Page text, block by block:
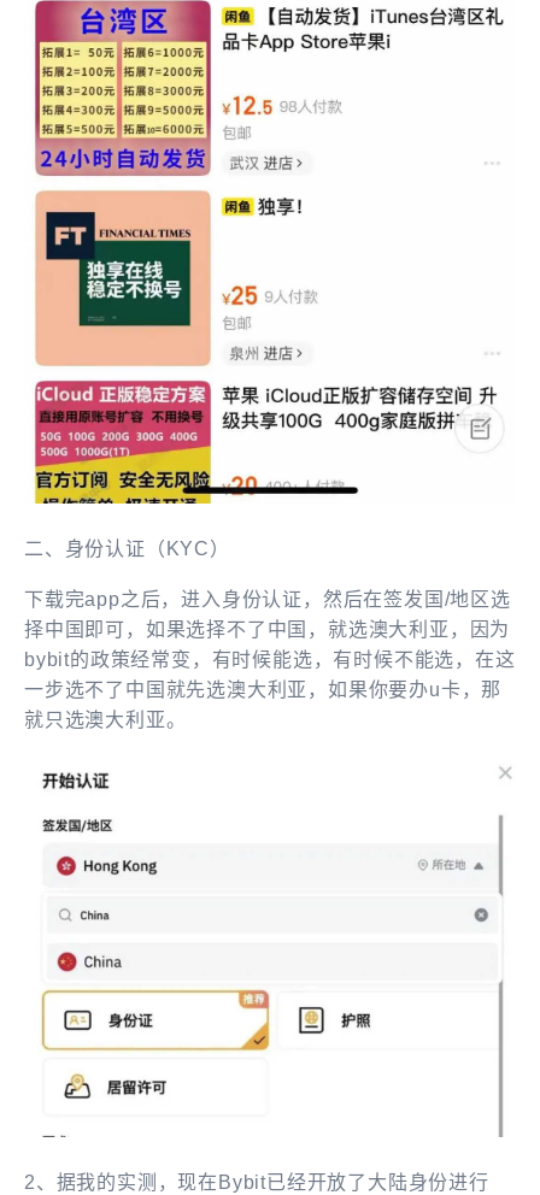
二、身份认证（KYC）
下载完app之后，进入身份认证，然后在签发国/地区选
择中国即可，如果选择不了中国，就选澳大利亚，因为
bybit的政策经常变，有时候能选，有时候不能选，在这
一步选不了中国就先选澳大利亚，如果你要办u卡，那
就只选澳大利亚。
2、据我的实测，现在Bybit已经开放了大陆身份进行